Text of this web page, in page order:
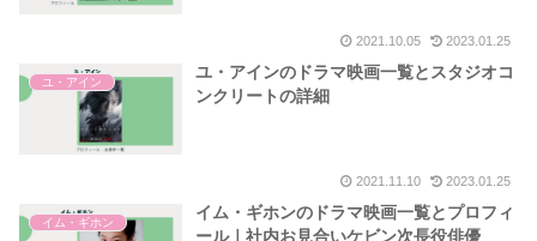
2021.10.05 2023.01.25
ユ・アイン
ユ・アインのドラマ映画一覧とスタジオコ
ンクリートの詳細
2021.11.10 2023.01.25
イム・ギホン
イム・ギホンのドラマ映画一覧とプロフィ
ール｜社内お見合いケビン次長役俳優